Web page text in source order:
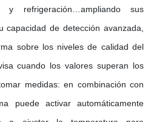
y refrigeración…ampliando sus
capacidad de detección avanzada,
sobre los niveles de calidad del
cuando los valores superan los
medidas: en combinación con
puede activar automáticamente